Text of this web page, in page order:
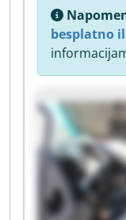
besplatno